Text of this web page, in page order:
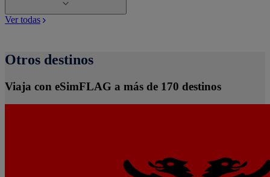
Ver todas
Otros destinos
Viaja con eSimFLAG a más de 170 destinos